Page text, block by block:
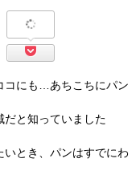
コにも…あちこちにパン
と知っていました
とき、パンはすでにわ